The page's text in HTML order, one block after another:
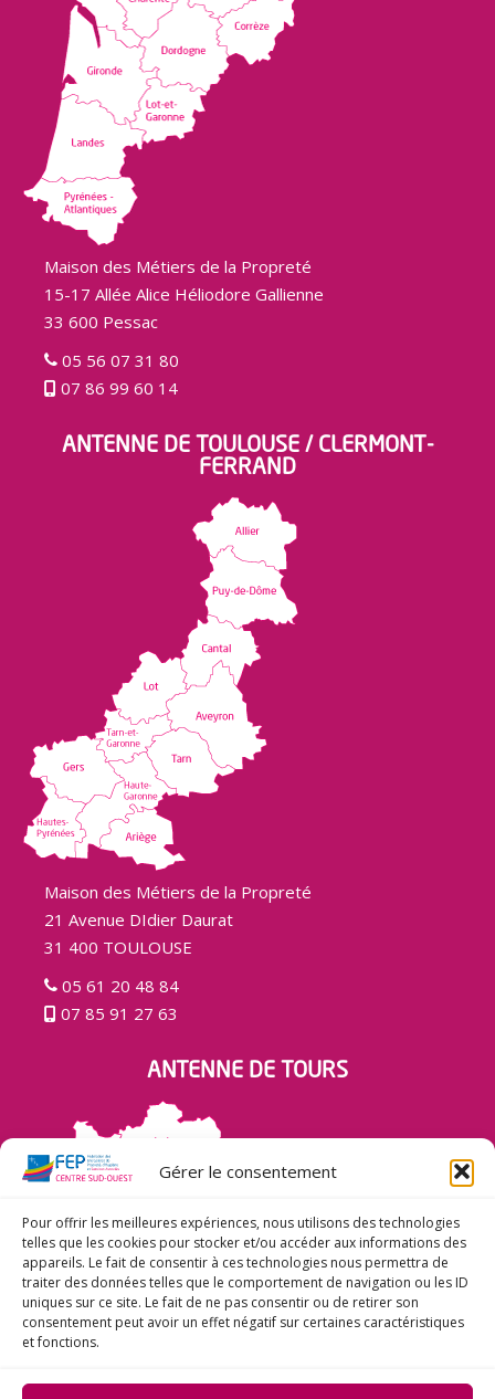
Gérer le consentement
Pour offrir les meilleures expériences, nous utilisons des technologies
telles que les cookies pour stocker et/ou accéder aux informations des
appareils. Le fait de consentir à ces technologies nous permettra de
traiter des données telles que le comportement de navigation ou les ID
uniques sur ce site. Le fait de ne pas consentir ou de retirer son
consentement peut avoir un effet négatif sur certaines caractéristiques
et fonctions.
Maison des Métiers de la Propreté
15-17 Allée Alice Héliodore Gallienne
33 600 Pessac
05 56 07 31 80
07 86 99 60 14
ANTENNE DE TOULOUSE / CLERMONT-
FERRAND
Maison des Métiers de la Propreté
21 Avenue DIdier Daurat
31 400 TOULOUSE
05 61 20 48 84
07 85 91 27 63
ANTENNE DE TOURS
Maison des Métiers de la Propreté
34 Rue du Sergent Leclerc